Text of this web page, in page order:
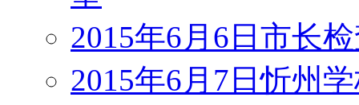
2015年6月6日市长
2015年6月7日忻州